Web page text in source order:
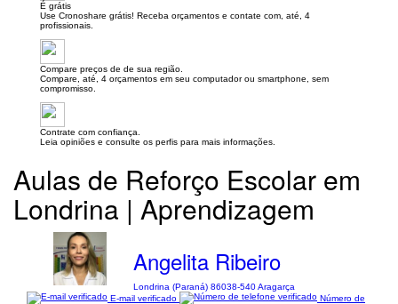
É grátis
Use Cronoshare grátis! Receba orçamentos e contate com, até, 4
profissionais.
Compare preços de de sua região.
Compare, até, 4 orçamentos em seu computador ou smartphone, sem
compromisso.
Contrate com confiança.
Leia opiniões e consulte os perfis para mais informações.
Aulas de Reforço Escolar em
Londrina | Aprendizagem
Angelita Ribeiro
Londrina (Paraná) 86038-540 Aragarça
E-mail verificado
Número de